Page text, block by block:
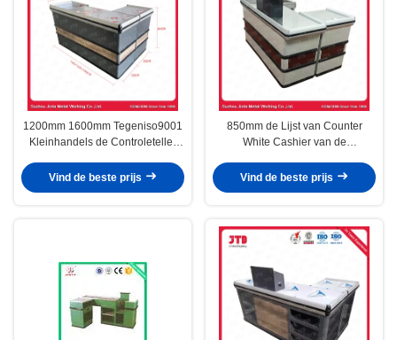
1200mm 1600mm Tegeniso9001
Kleinhandels de Controleteller
Vind de beste prijs
850mm de Lijst van Counter
White Cashier van de
Vind de beste prijs